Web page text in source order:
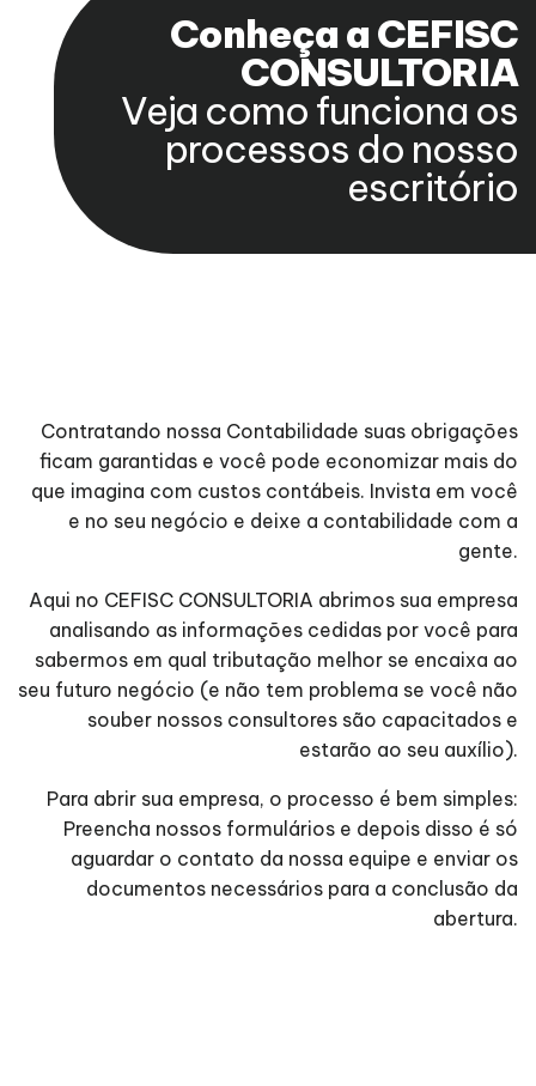
Conheça a CEFISC
CONSULTORIA
Veja como funciona os
processos do nosso
escritório
Contratando nossa Contabilidade suas obrigações
ficam garantidas e você pode economizar mais do
que imagina com custos contábeis. Invista em você
e no seu negócio e deixe a contabilidade com a
gente.
Aqui no CEFISC CONSULTORIA abrimos sua empresa
analisando as informações cedidas por você para
sabermos em qual tributação melhor se encaixa ao
seu futuro negócio (e não tem problema se você não
souber nossos consultores são capacitados e
estarão ao seu auxílio).
Para abrir sua empresa, o processo é bem simples:
Preencha nossos formulários e depois disso é só
aguardar o contato da nossa equipe e enviar os
documentos necessários para a conclusão da
abertura.